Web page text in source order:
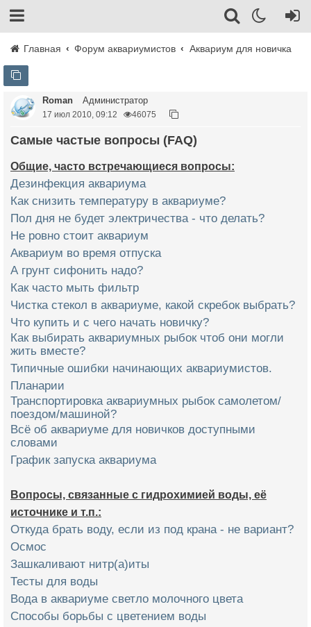
Главная Форум аквариумистов Аквариум для новичка
Roman Администратор
17 июл 2010, 09:12 46075
Самые частые вопросы (FAQ)
Общие, часто встречающиеся вопросы:
Дезинфекция аквариума
Как снизить температуру в аквариуме?
Пол дня не будет электричества - что делать?
Не ровно стоит аквариум
Аквариум во время отпуска
А грунт сифонить надо?
Как часто мыть фильтр
Чистка стекол в аквариуме, какой скребок выбрать?
Что купить и с чего начать новичку?
Как выбирать аквариумных рыбок чтоб они могли
жить вместе?
Типичные ошибки начинающих аквариумистов.
Планарии
Транспортировка аквариумных рыбок самолетом/
поездом/машиной?
Всё об аквариуме для новичков доступными
словами
График запуска аквариума
Вопросы, связанные с гидрохимией воды, её
источнике и т.п.:
Откуда брать воду, если из под крана - не вариант?
Осмос
Зашкаливают нитр(а)иты
Тесты для воды
Вода в аквариуме светло молочного цвета
Способы борьбы с цветением воды